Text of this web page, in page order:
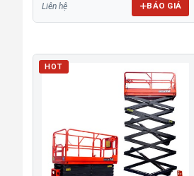
Liên hệ BÁO GIÁ
HOT